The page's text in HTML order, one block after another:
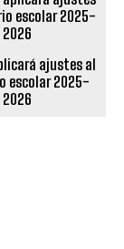
ajustes al
escolar 2025-
2026